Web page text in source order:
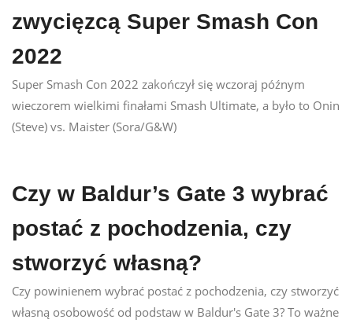
zwycięzcą Super Smash Con
2022
Super Smash Con 2022 zakończył się wczoraj późnym
wieczorem wielkimi finałami Smash Ultimate, a było to Onin
(Steve) vs. Maister (Sora/G&W)
Czy w Baldur’s Gate 3 wybrać
postać z pochodzenia, czy
stworzyć własną?
Czy powinienem wybrać postać z pochodzenia, czy stworzyć
własną osobowość od podstaw w Baldur's Gate 3? To ważne